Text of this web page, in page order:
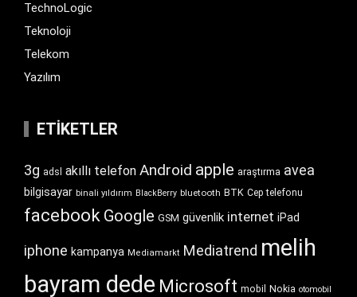
TechnoLogic
Teknoloji
Telekom
Yazılım
ETIKETLER
3g adsl akıllı telefon Android apple araştırma avea
bilgisayar binali yıldırım BlackBerry bluetooth BTK Cep telefonu
facebook Google GSM güvenlik internet iPad
iphone kampanya Mediamarkt Mediatrend melih
bayram dede Microsoft mobil Nokia otomobil